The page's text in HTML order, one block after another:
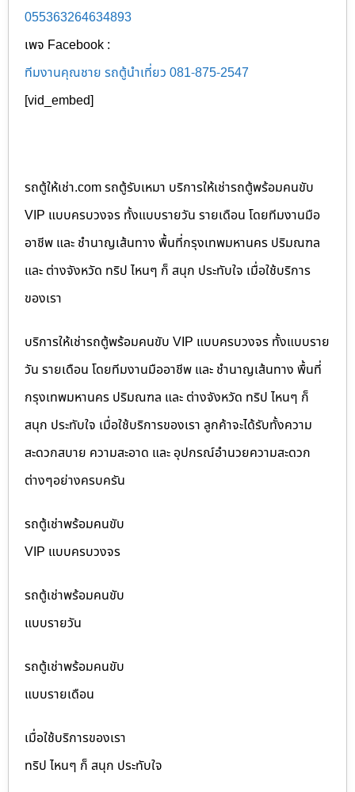
055363264634893
เพจ Facebook :
ทีมงานคุณชาย รถตู้นำเที่ยว 081-875-2547
[vid_embed]
รถตู้ให้เช่า.com รถตู้รับเหมา บริการให้เช่ารถตู้พร้อมคนขับ
VIP แบบครบวงจร ทั้งแบบรายวัน รายเดือน โดยทีมงานมือ
อาชีพ และ ชำนาญเส้นทาง พื้นที่กรุงเทพมหานคร ปริมณฑล
และ ต่างจังหวัด ทริป ไหนๆ ก็ สนุก ประทับใจ เมื่อใช้บริการ
ของเรา
บริการให้เช่ารถตู้พร้อมคนขับ VIP แบบครบวงจร ทั้งแบบราย
วัน รายเดือน โดยทีมงานมืออาชีพ และ ชำนาญเส้นทาง พื้นที่
กรุงเทพมหานคร ปริมณฑล และ ต่างจังหวัด ทริป ไหนๆ ก็
สนุก ประทับใจ เมื่อใช้บริการของเรา ลูกค้าจะได้รับทั้งความ
สะดวกสบาย ความสะอาด และ อุปกรณ์อำนวยความสะดวก
ต่างๆอย่างครบครัน
รถตู้เช่าพร้อมคนขับ
VIP แบบครบวงจร
รถตู้เช่าพร้อมคนขับ
แบบรายวัน
รถตู้เช่าพร้อมคนขับ
แบบรายเดือน
เมื่อใช้บริการของเรา
ทริป ไหนๆ ก็ สนุก ประทับใจ